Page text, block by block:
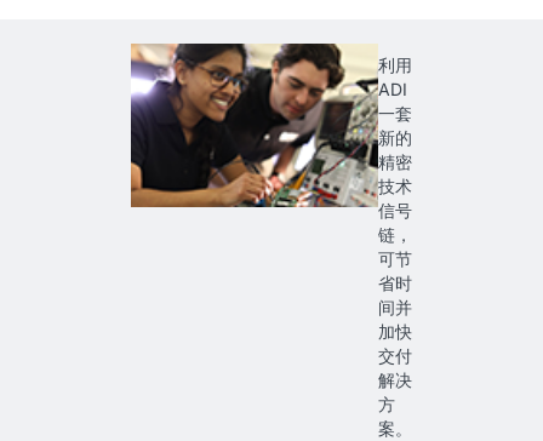
利用
ADI
一套
新的
精密
技术
信号
链，
可节
省时
间并
加快
交付
解决
方
案。